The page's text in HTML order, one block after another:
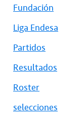
Fundación
Liga Endesa
Partidos
Resultados
Roster
selecciones